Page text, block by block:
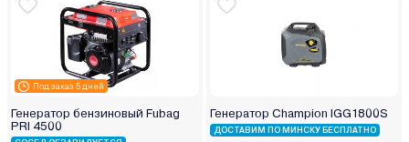
Под заказ 5 дней
Генератор бензиновый Fubag
PRI 4500
Генератор Champion IGG1800S
ДОСТАВИМ ПО МИНСКУ БЕСПЛАТНО